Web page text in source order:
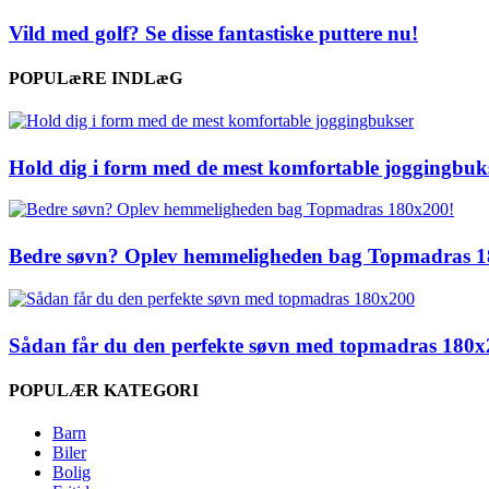
Vild med golf? Se disse fantastiske puttere nu!
POPULæRE INDLæG
Hold dig i form med de mest komfortable
Bedre søvn? Oplev hemmeligheden bag Topmadras
Sådan får du den perfekte søvn med topmadras
POPULÆR KATEGORI
Barn
Biler
Bolig